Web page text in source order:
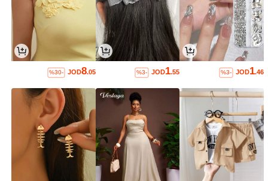
JOD1.46
%3-
JOD1.55
%3-
JOD8.05
%30-